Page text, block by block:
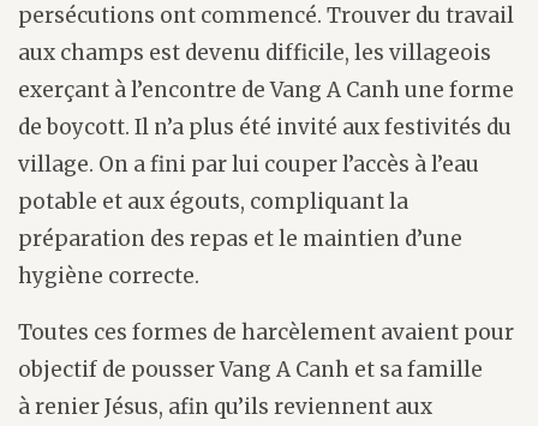
persécutions ont commencé. Trouver du travail
aux champs est devenu difficile, les villageois
exerçant à l’encontre de Vang A Canh une forme
de boycott. Il n’a plus été invité aux festivités du
village. On a fini par lui couper l’accès à l’eau
potable et aux égouts, compliquant la
préparation des repas et le maintien d’une
hygiène correcte.
Toutes ces formes de harcèlement avaient pour
objectif de pousser Vang A Canh et sa famille
à renier Jésus, afin qu’ils reviennent aux